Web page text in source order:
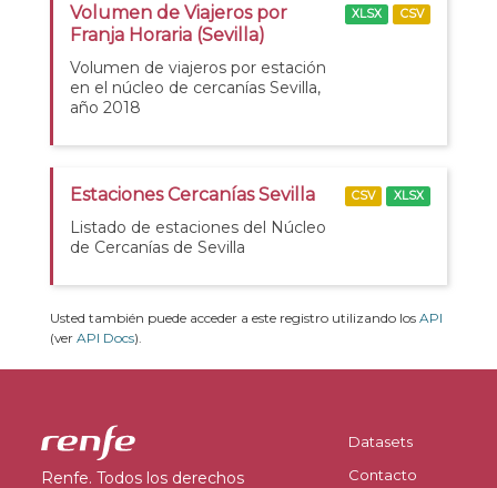
Volumen de Viajeros por
Franja Horaria (Sevilla)
Volumen de viajeros por estación
en el núcleo de cercanías Sevilla,
año 2018
XLSX CSV
Estaciones Cercanías Sevilla
Listado de estaciones del Núcleo
de Cercanías de Sevilla
CSV XLSX
Usted también puede acceder a este registro utilizando los API
(ver API Docs).
Renfe. Todos los derechos
Datasets
Contacto